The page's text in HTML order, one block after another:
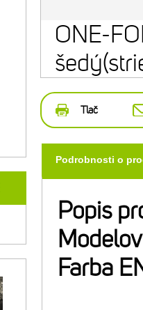
ONE-
Tlač
Podrobnosti o
Popis
Farba